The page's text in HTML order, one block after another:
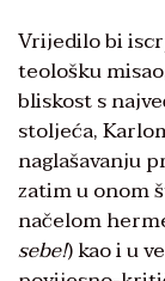
Vrijedilo bi
teološku
bliskost s
stoljeća,
naglašavanju
zatim u onom
načelom
sebe!) kao i u